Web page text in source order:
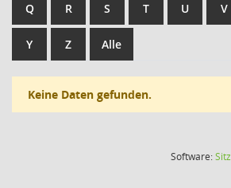
Q R S T U V
Y Z Alle
Keine Daten gefunden.
Software: